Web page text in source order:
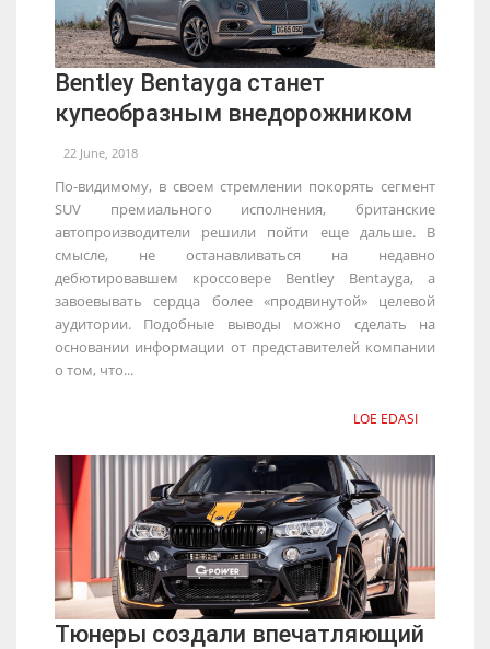
Bentley Bentayga станет
купеобразным внедорожником
22 June, 2018
По-видимому, в своем стремлении покорять сегмент
SUV премиального исполнения, британские
автопроизводители решили пойти еще дальше. В
смысле, не останавливаться на недавно
дебютировавшем кроссовере Bentley Bentayga, а
завоевывать сердца более «продвинутой» целевой
аудитории. Подобные выводы можно сделать на
основании информации от представителей компании
о том, что...
LOE EDASI
Тюнеры создали впечатляющий